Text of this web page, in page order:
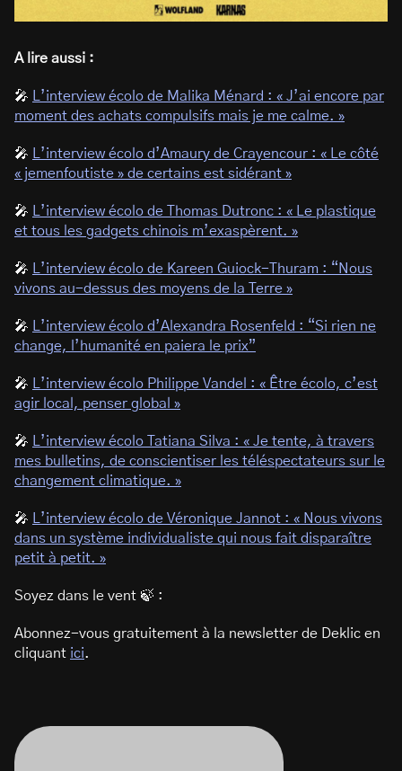
A lire aussi :
🎤 L’interview écolo de Malika Ménard : « J’ai encore par
moment des achats compulsifs mais je me calme. »
🎤 L’interview écolo d’Amaury de Crayencour : « Le côté
« jemenfoutiste » de certains est sidérant »
🎤 L’interview écolo de Thomas Dutronc : « Le plastique
et tous les gadgets chinois m’exaspèrent. »
🎤 L’interview écolo de Kareen Guiock-Thuram : “Nous
vivons au-dessus des moyens de la Terre »
🎤 L’interview écolo d’Alexandra Rosenfeld : “Si rien ne
change, l’humanité en paiera le prix”
🎤 L’interview écolo Philippe Vandel : « Être écolo, c’est
agir local, penser global »
🎤 L’interview écolo Tatiana Silva : « Je tente, à travers
mes bulletins, de conscientiser les téléspectateurs sur le
changement climatique. »
🎤 L’interview écolo de Véronique Jannot : « Nous vivons
dans un système individualiste qui nous fait disparaître
petit à petit. »
Soyez dans le vent 🍃 :
Abonnez-vous gratuitement à la newsletter de Deklic en
cliquant ici.